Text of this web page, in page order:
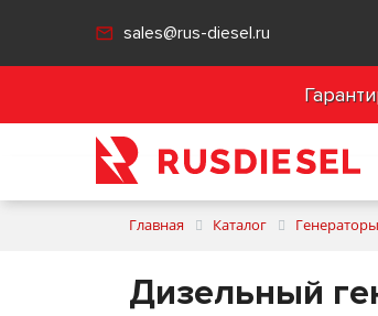
sales@rus-diesel.ru
Главная Каталог
Дизельный